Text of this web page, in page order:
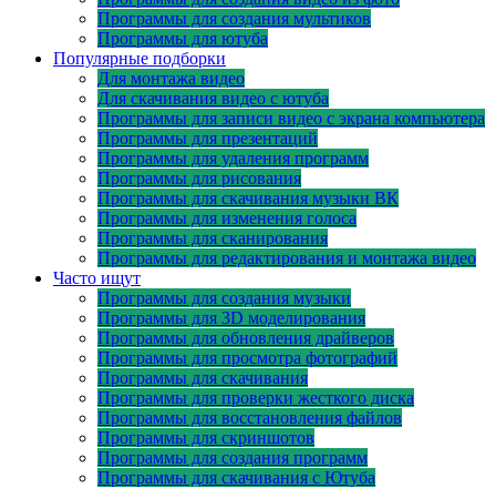
Программы для создания мультиков
Программы для ютуба
Популярные подборки
Для монтажа видео
Для скачивания видео с ютуба
Программы для записи видео с экрана компьютера
Программы для презентаций
Программы для удаления программ
Программы для рисования
Программы для скачивания музыки ВК
Программы для изменения голоса
Программы для сканирования
Программы для редактирования и монтажа видео
Часто ищут
Программы для создания музыки
Программы для 3D моделирования
Программы для обновления драйверов
Программы для просмотра фотографий
Программы для скачивания
Программы для проверки жесткого диска
Программы для восстановления файлов
Программы для скриншотов
Программы для создания программ
Программы для скачивания с Ютуба